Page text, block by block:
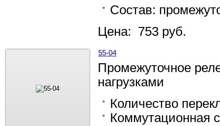
Состав:
Цена: 753 руб.
55-04
Промежуточное
нагрузками
Количество
Коммутационная